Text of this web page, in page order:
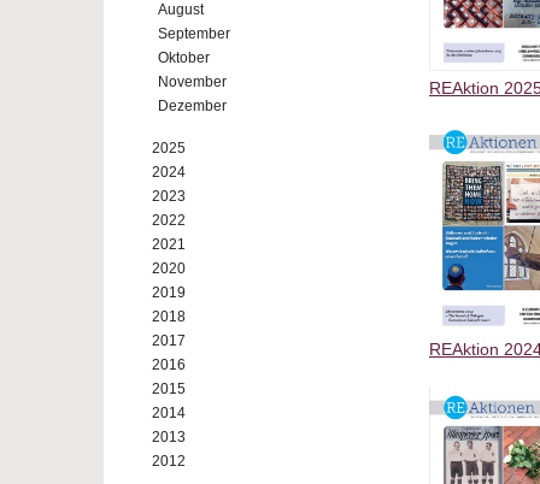
August
September
Oktober
November
Dezember
2025
2024
2023
2022
2021
2020
2019
2018
2017
2016
2015
2014
2013
2012
REAktion
REAktion